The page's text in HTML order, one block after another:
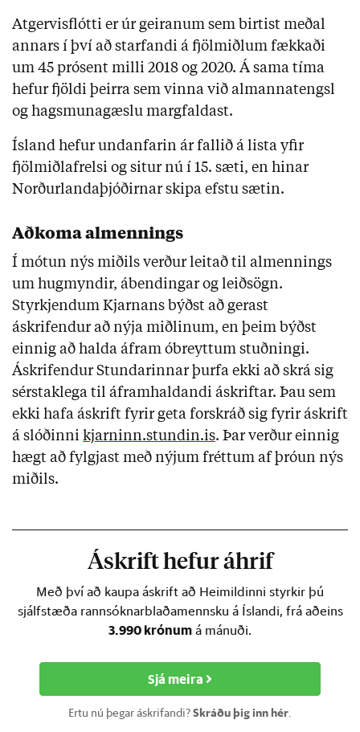
Atgervisflótti er úr geiranum sem birtist meðal
annars í því að starfandi á fjölmiðlum fækkaði
um 45 prósent milli 2018 og 2020. Á sama tíma
hefur fjöldi þeirra sem vinna við almannatengsl
og hagsmunagæslu margfaldast.
Ísland hefur undanfarin ár fallið á lista yfir
fjölmiðlafrelsi og situr nú í 15. sæti, en hinar
Norðurlandaþjóðirnar skipa efstu sætin.
Aðkoma almennings
Í mótun nýs miðils verður leitað til almennings
um hugmyndir, ábendingar og leiðsögn.
Styrkjendum Kjarnans býðst að gerast
áskrifendur að nýja miðlinum, en þeim býðst
einnig að halda áfram óbreyttum stuðningi.
Áskrifendur Stundarinnar þurfa ekki að skrá sig
sérstaklega til áframhaldandi áskriftar. Þau sem
ekki hafa áskrift fyrir geta forskráð sig fyrir áskrift
á slóðinni kjarninn.stundin.is. Þar verður einnig
hægt að fylgjast með nýjum fréttum af þróun nýs
miðils.
Áskrift hefur áhrif
Með því að kaupa áskrift að Heimildinni styrkir þú
sjálfstæða rannsóknarblaðamennsku á Íslandi, frá aðeins
3.990 krónum á mánuði.
Sjá meira
Ertu nú þegar áskrifandi?Skráðu þig inn hér.